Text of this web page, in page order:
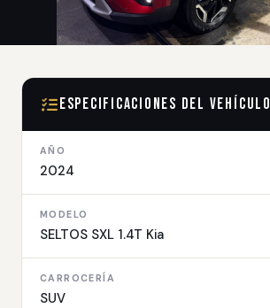
Especificaciones del Vehículo
AÑO
2024
MODELO
SELTOS SXL 1.4T Kia
CARROCERÍA
SUV